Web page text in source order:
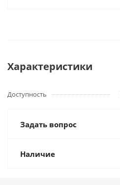
Характеристики
Доступность
Задать вопрос
Наличие